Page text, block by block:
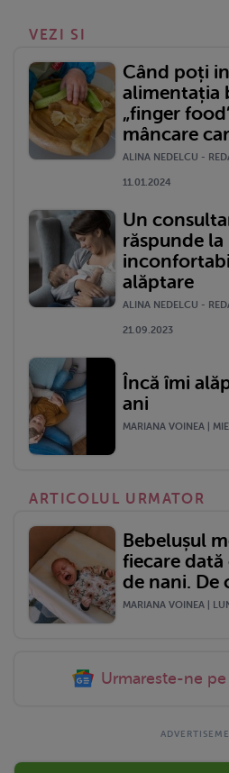
VEZI SI
Când poți
alimentația
„finger
mâncare
ALINA NEDELCU -
11.01.2024
Un
răspunde
alăptare
ALINA NEDELCU -
21.09.2023
Încă îmi
ani
MARIANA VOINEA |
ARTICOLUL URMATOR
Bebelușul
fiecare
de nani. De
MARIANA VOINEA |
Urmareste-ne